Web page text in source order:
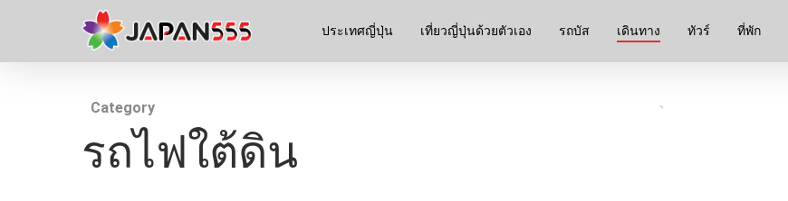
ประเทศญี่ปุ่น เที่ยวญี่ปุ่นด้วยตัวเอง รถบัส เดินทาง ทัวร์ ที่พัก
Category
รถไฟใต้ดิน